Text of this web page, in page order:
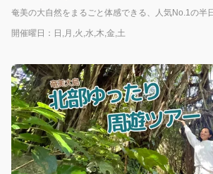
開催曜日：日,月,火,水,木,金,土
ち
は！
は
あ
な
た
の
AI
コ
ン